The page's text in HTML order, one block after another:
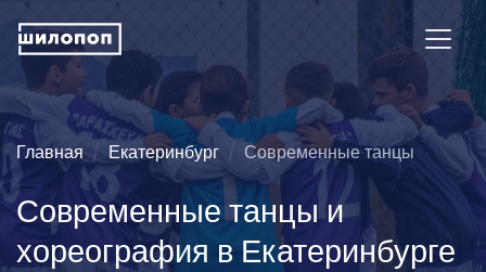
Главная Екатеринбург Современные танцы
Современные танцы и
хореография в Екатеринбурге